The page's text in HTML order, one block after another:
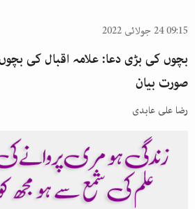
09:15 24 جولائی 2022
بچوں کی بڑی دعا: علامہ اقبال کی
صورت بیان
رضا علی عابدی